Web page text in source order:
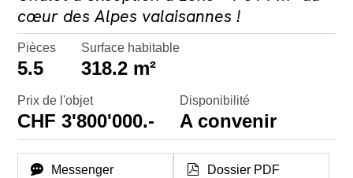
cœur des Alpes valaisannes !
Pièces
5.5
Surface habitable
318.2 m²
Prix de l'objet
CHF 3'800'000.-
Disponibilité
A convenir
Messenger Dossier PDF